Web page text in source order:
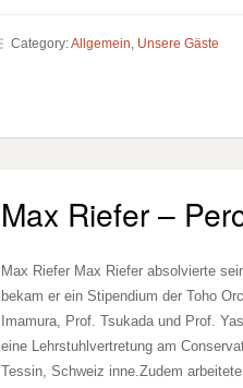
Category:Allgemein Unsere Gäste
Max Riefer –
Max Riefer Max Riefer absolvierte
bekam er ein Stipendium der Toho
Imamura, Prof. Tsukada und Prof.
eine Lehrstuhlvertretung am
Tessin, Schweiz inne.Zudem